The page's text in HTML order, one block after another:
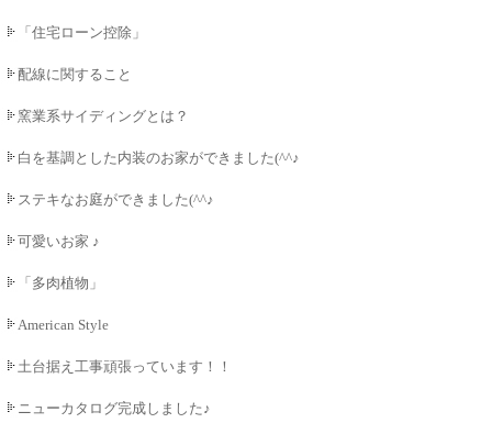
「住宅ローン控除」
配線に関すること
窯業系サイディングとは？
白を基調とした内装のお家ができました(^^♪
ステキなお庭ができました(^^♪
可愛いお家 ♪
「多肉植物」
American Style
土台据え工事頑張っています！！
ニューカタログ完成しました♪